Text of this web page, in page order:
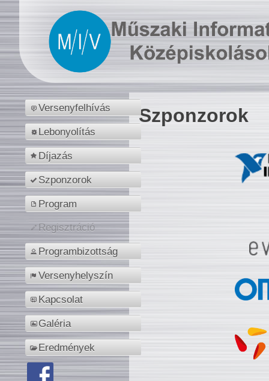
Versenyfelhívás
Lebonyolítás
Díjazás
Szponzorok
Program
Regisztráció
Programbizottság
Versenyhelyszín
Kapcsolat
Galéria
Eredmények
Szponzorok